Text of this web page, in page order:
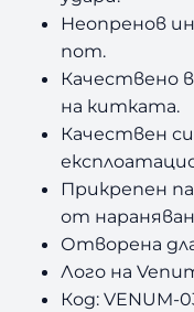
Неопренов
пот.
Качествено
на китката.
Качествен
Прикрепен
от
Отворена
Лого на
Код: VENUM-